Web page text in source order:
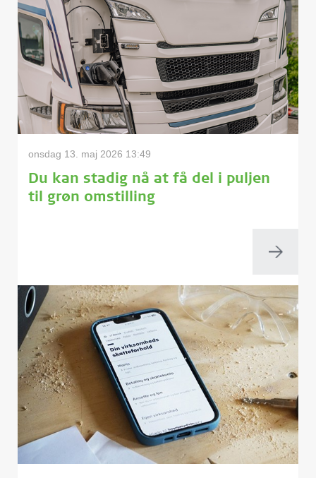
onsdag 13. maj 2026 13:49
Du kan stadig nå at få del i puljen
til grøn omstilling